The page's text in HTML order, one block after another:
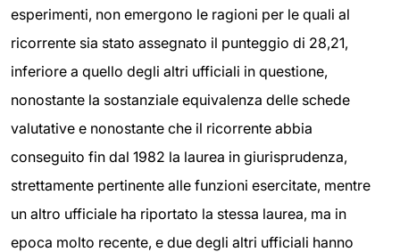
esperimenti, non emergono le ragioni per le quali al
ricorrente sia stato assegnato il punteggio di 28,21,
inferiore a quello degli altri ufficiali in questione,
nonostante la sostanziale equivalenza delle schede
valutative e nonostante che il ricorrente abbia
conseguito fin dal 1982 la laurea in giurisprudenza,
strettamente pertinente alle funzioni esercitate, mentre
un altro ufficiale ha riportato la stessa laurea, ma in
epoca molto recente, e due degli altri ufficiali hanno